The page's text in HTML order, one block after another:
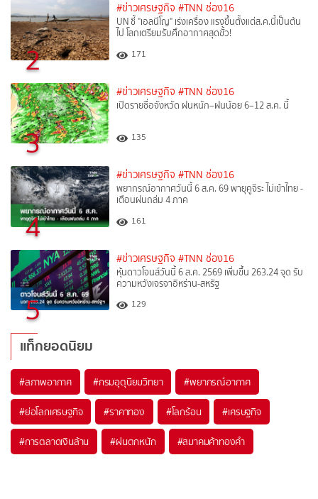
2
#ข่าวเศรษฐกิจ #TNN ช่อง16
UN ชี้ "เอลนีโญ" เร่งเครื่อง แรงขึ้นตั้งแต่ส.ค.นี้เป็นต้น
ไป โลกเตรียมรับศึกอากาศสุดขั้ว!
171
3
#ข่าวเศรษฐกิจ #TNN ช่อง16
เปิดรายชื่อจังหวัด ฝนหนัก–ฝนน้อย 6–12 ส.ค. นี้
135
4
#ข่าวเศรษฐกิจ #TNN ช่อง16
พยากรณ์อากาศวันนี้ 6 ส.ค. 69 พายุคูจิระ ไม่เข้าไทย -
เตือนฝนถล่ม 4 ภาค
161
5
#ข่าวเศรษฐกิจ #TNN ช่อง16
หุ้นดาวโจนส์วันนี้ 6 ส.ค. 2569 เพิ่มขึ้น 263.24 จุด รับ
ความหวังเจรจาอิหร่าน-สหรัฐ
129
แท็กยอดนิยม
#สภาพอากาศ #กรมอุตุนิยมวิทยา #พยากรณ์อากาศ
#ย่อโลกเศรษฐกิจ #ราคาทอง #โลกร้อน #เศรษฐกิจ
#การตลาดเงินล้าน #ฝนตกหนัก #สมาคมค้าทองคำ